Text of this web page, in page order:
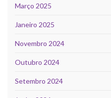
Março 2025
Janeiro 2025
Novembro 2024
Outubro 2024
Setembro 2024